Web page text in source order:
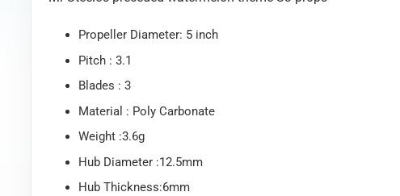
Propeller Diameter: 5 inch
Pitch : 3.1
Blades : 3
Material : Poly Carbonate
Weight :3.6g
Hub Diameter :12.5mm
Hub Thickness:6mm